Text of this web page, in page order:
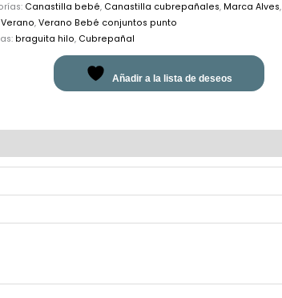
Canastilla bebé, Canastilla cubrepañales, Marca Alves,
Verano,Verano Bebé conjuntos punto
braguita hilo, Cubrepañal
Añadir a la lista de deseos